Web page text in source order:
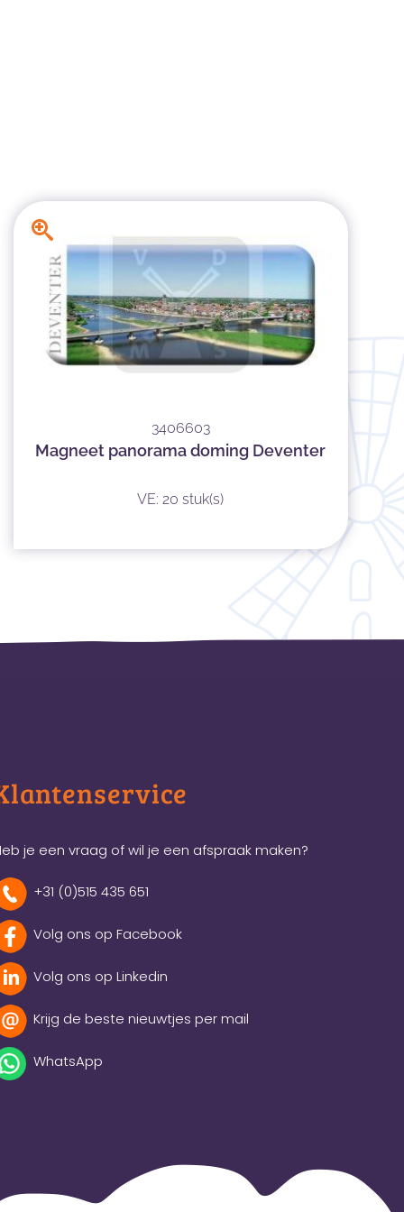
3406603
Magneet panorama doming Deventer
VE: 20 stuk(s)
je een vraag of wil je een afspraak maken?
+31 (0)515 435 651
Volg ons op Facebook
Volg ons op Linkedin
Krijg de beste nieuwtjes per mail
WhatsApp